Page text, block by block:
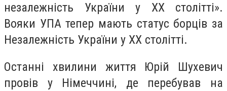
незалежність України у XX столітті».
Вояки УПА тепер мають статус борців за
Незалежність України у ХХ столітті.
Останні хвилини життя Юрій Шухевич
провів у Німеччині, де перебував на